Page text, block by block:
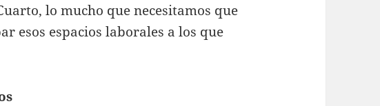
lo mucho que necesitamos que
esos espacios laborales a los que